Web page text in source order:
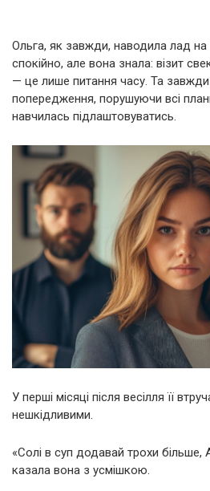
Ольга, як завжди, наводила лад на
спокійно, але вона знала: візит
— це лише питання часу. Та
попередження, порушуючи всі
навчилась підлаштовуватись.
У перші місяці після весілля її
нешкідливими.
«Солі в суп додавай трохи більше,
казала вона з усмішкою.